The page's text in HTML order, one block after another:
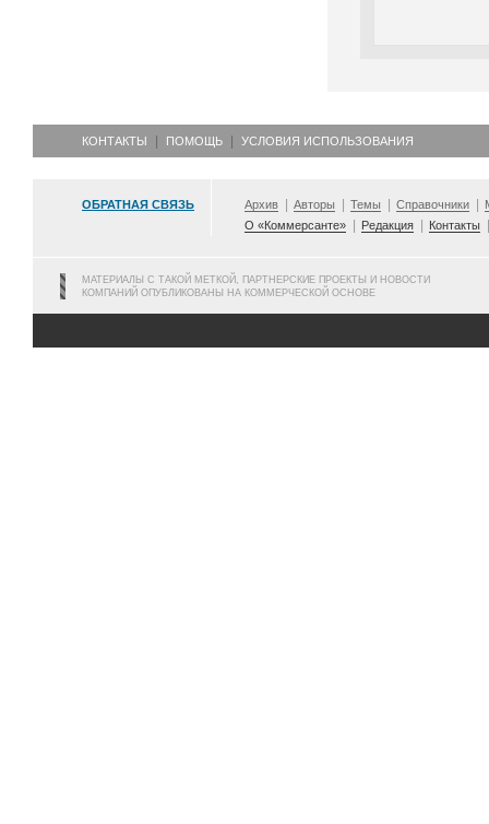
КОНТАКТЫ ПОМОЩЬ УСЛОВИЯ ИСПОЛЬЗОВАНИЯ
ОБРАТНАЯ СВЯЗЬ Архив Авторы Темы Справочники
О «Коммерсанте»
Редакция Контакты
МАТЕРИАЛЫ С ТАКОЙ МЕТКОЙ, ПАРТНЕРСКИЕ ПРОЕКТЫ И НОВОСТИ
КОМПАНИЙ ОПУБЛИКОВАНЫ НА КОММЕРЧЕСКОЙ ОСНОВЕ